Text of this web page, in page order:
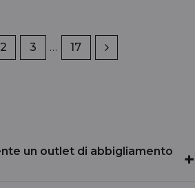
Pagina
2 Pagina
3 … Pagina
17 Successivo
un outlet di abbigliamento
+